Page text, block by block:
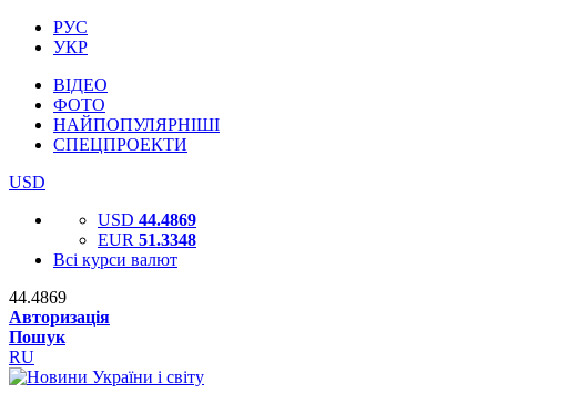
РУС
УКР
ВІДЕО
ФОТО
НАЙПОПУЛЯРНІШІ
СПЕЦПРОЕКТИ
USD
USD 44.4869
EUR 51.3348
Всі курси валют
44.4869
Авторизація
Пошук
RU